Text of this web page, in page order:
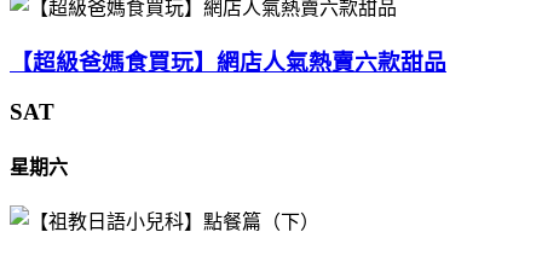
【超級爸媽食買玩】網店人氣熱賣六款甜品
SAT
星期六